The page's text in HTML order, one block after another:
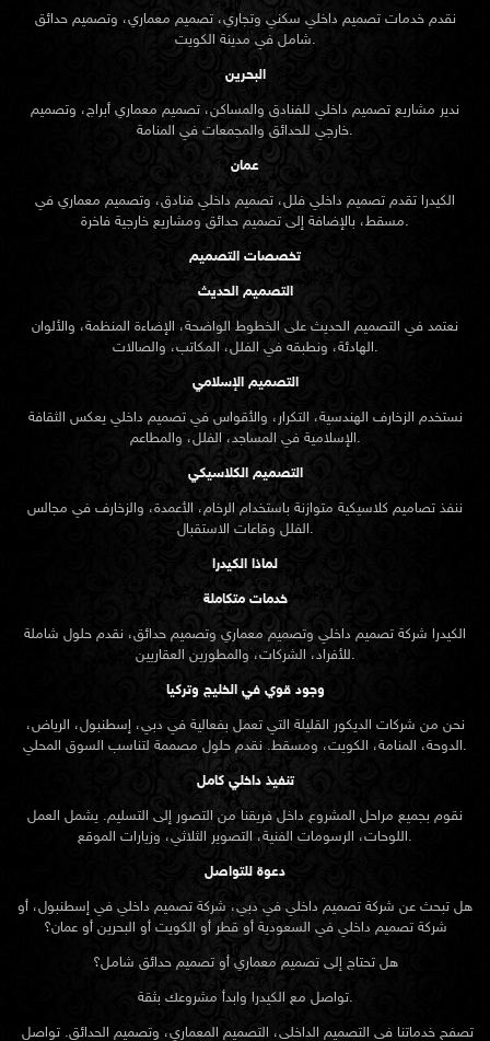
نقدم خدمات تصميم داخلي سكني وتجاري، تصميم معماري، وتصميم حدائق
شامل في مدينة الكويت.
البحرين
ندير مشاريع تصميم داخلي للفنادق والمساكن، تصميم معماري أبراج، وتصميم
خارجي للحدائق والمجمعات في المنامة.
عمان
الكيدرا تقدم تصميم داخلي فلل، تصميم داخلي فنادق، وتصميم معماري في
مسقط، بالإضافة إلى تصميم حدائق ومشاريع خارجية فاخرة.
تخصصات التصميم
التصميم الحديث
نعتمد في التصميم الحديث على الخطوط الواضحة، الإضاءة المنظمة، والألوان
الهادئة، ونطبقه في الفلل، المكاتب، والصالات.
التصميم الإسلامي
نستخدم الزخارف الهندسية، التكرار، والأقواس في تصميم داخلي يعكس الثقافة
الإسلامية في المساجد، الفلل، والمطاعم.
التصميم الكلاسيكي
ننفذ تصاميم كلاسيكية متوازنة باستخدام الرخام، الأعمدة، والزخارف في مجالس
الفلل وقاعات الاستقبال.
لماذا الكيدرا
خدمات متكاملة
الكيدرا شركة تصميم داخلي وتصميم معماري وتصميم حدائق، نقدم حلول شاملة
للأفراد، الشركات، والمطورين العقاريين.
وجود قوي في الخليج وتركيا
نحن من شركات الديكور القليلة التي تعمل بفعالية في دبي، إسطنبول، الرياض،
الدوحة، المنامة، الكويت، ومسقط. نقدم حلول مصممة لتناسب السوق المحلي.
تنفيذ داخلي كامل
نقوم بجميع مراحل المشروع داخل فريقنا من التصور إلى التسليم. يشمل العمل
اللوحات، الرسومات الفنية، التصوير الثلاثي، وزيارات الموقع.
دعوة للتواصل
هل تبحث عن شركة تصميم داخلي في دبي، شركة تصميم داخلي في إسطنبول، أو
شركة تصميم داخلي في السعودية أو قطر أو الكويت أو البحرين أو عمان؟
هل تحتاج إلى تصميم معماري أو تصميم حدائق شامل؟
تواصل مع الكيدرا وابدأ مشروعك بثقة.